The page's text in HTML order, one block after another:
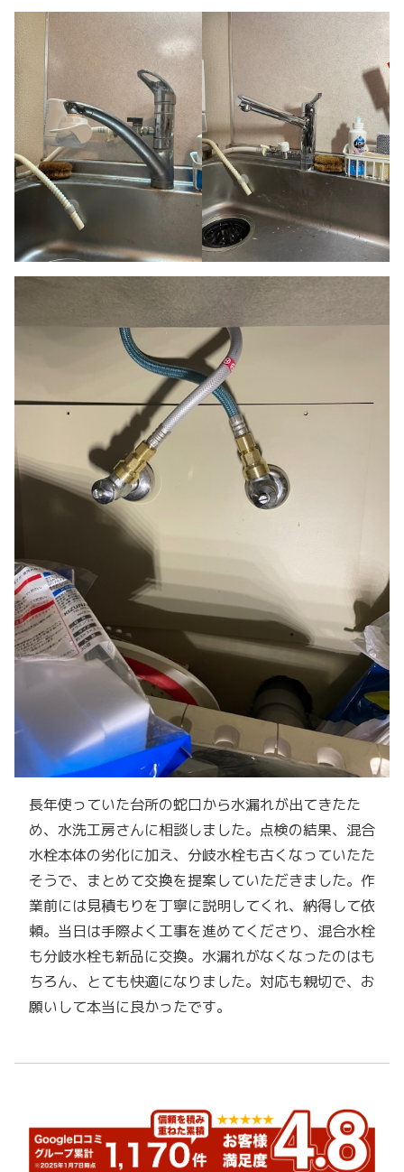
長年使っていた台所の蛇口から水漏れが出てきたた
め、水洗工房さんに相談しました。点検の結果、混合
水栓本体の劣化に加え、分岐水栓も古くなっていたた
そうで、まとめて交換を提案していただきました。作
業前には見積もりを丁寧に説明してくれ、納得して依
頼。当日は手際よく工事を進めてくださり、混合水栓
も分岐水栓も新品に交換。水漏れがなくなったのはも
ちろん、とても快適になりました。対応も親切で、お
願いして本当に良かったです。